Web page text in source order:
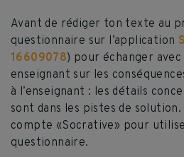
Avant de rédiger ton texte au
questionnaire sur l’application
16609078) pour échanger
enseignant sur les
à l’enseignant : les détails
sont dans les pistes de solution.
compte «Socrative» pour
questionnaire.